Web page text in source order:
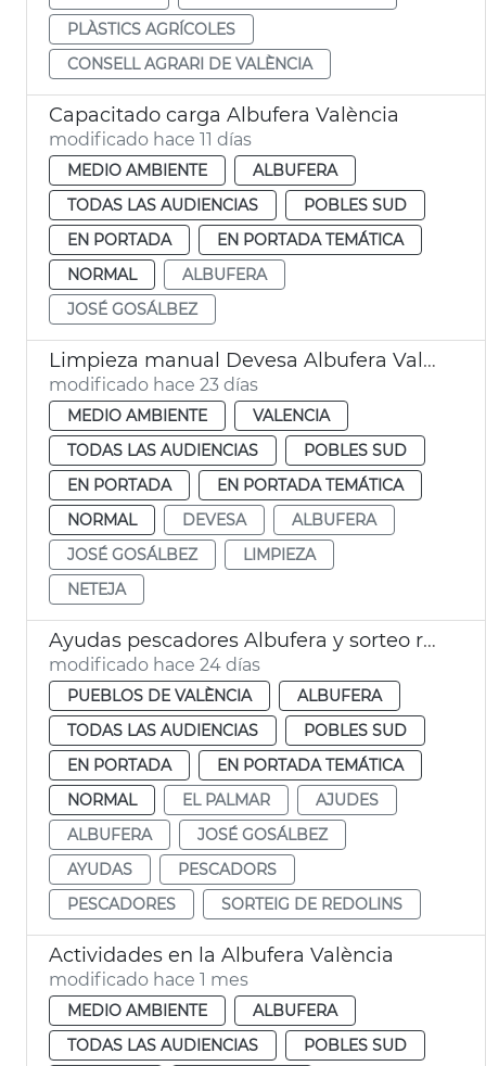
PLÀSTICS AGRÍCOLES
CONSELL AGRARI DE VALÈNCIA
Capacitado carga Albufera València
modificado hace 11 días
MEDIO AMBIENTE
ALBUFERA
TODAS LAS AUDIENCIAS
POBLES SUD
EN PORTADA
EN PORTADA TEMÁTICA
NORMAL
ALBUFERA
JOSÉ GOSÁLBEZ
Limpieza manual Devesa Albufera València
modificado hace 23 días
MEDIO AMBIENTE
VALENCIA
TODAS LAS AUDIENCIAS
POBLES SUD
EN PORTADA
EN PORTADA TEMÁTICA
NORMAL
DEVESA
ALBUFERA
JOSÉ GOSÁLBEZ
LIMPIEZA
NETEJA
Ayudas pescadores Albufera y sorteo redondeles València
modificado hace 24 días
PUEBLOS DE VALÈNCIA
ALBUFERA
TODAS LAS AUDIENCIAS
POBLES SUD
EN PORTADA
EN PORTADA TEMÁTICA
NORMAL
EL PALMAR
AJUDES
ALBUFERA
JOSÉ GOSÁLBEZ
AYUDAS
PESCADORS
PESCADORES
SORTEIG DE REDOLINS
Actividades en la Albufera València
modificado hace 1 mes
MEDIO AMBIENTE
ALBUFERA
TODAS LAS AUDIENCIAS
POBLES SUD